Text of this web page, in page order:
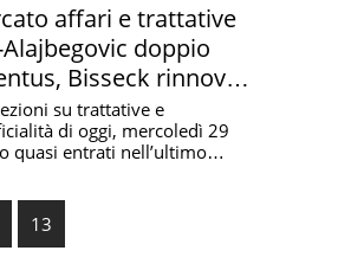
affari e trattative
doppio
Bisseck rinnova
su trattative e
di oggi, mercoledì 29
quasi entrati nell’ultimo
13